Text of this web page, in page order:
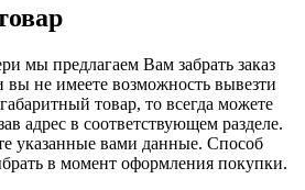
мы предлагаем Вам забрать заказ
вы не имеете возможность вывезти
товар, то всегда можете
адрес в соответствующем разделе.
указанные вами данные. Способ
в момент оформления покупки.